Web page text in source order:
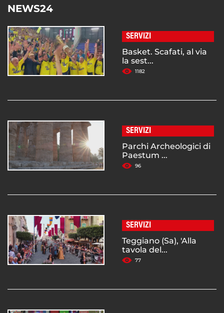
NEWS24
SERVIZI
Basket. Scafati, al via
la sest...
1182
SERVIZI
Parchi Archeologici di
Paestum ...
96
SERVIZI
Teggiano (Sa), 'Alla
tavola del...
77